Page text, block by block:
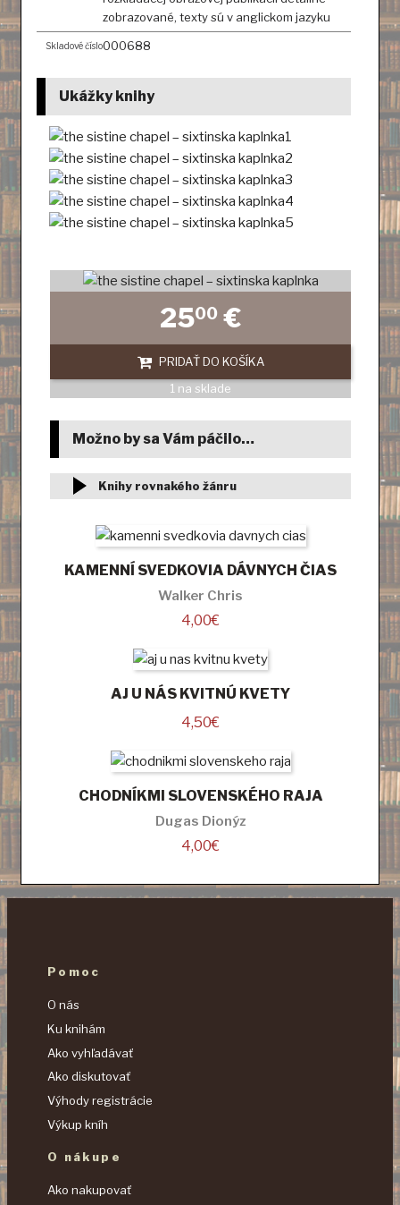
zobrazované, texty sú v anglickom jazyku
Skladové číslo000688
Ukážky knihy
2500€
PRIDAŤ DO KOŠÍKA
1 na sklade
Možno by sa Vám páčilo…
Knihy rovnakého žánru
KAMENNÍ SVEDKOVIA DÁVNYCH ČIAS
Walker Chris
4,00€
AJ U NÁS KVITNÚ KVETY
4,50€
CHODNÍKMI SLOVENSKÉHO RAJA
Dugas Dionýz
4,00€
Pomoc
O nás
Ku knihám
Ako vyhľadávať
Ako diskutovať
Výhody registrácie
Výkup kníh
O nákupe
Ako nakupovať